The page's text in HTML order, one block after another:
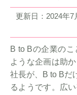
更新日：2024年7
B to Bの企業の
ような企画は助
社長が、B to Bだ
るようです。広